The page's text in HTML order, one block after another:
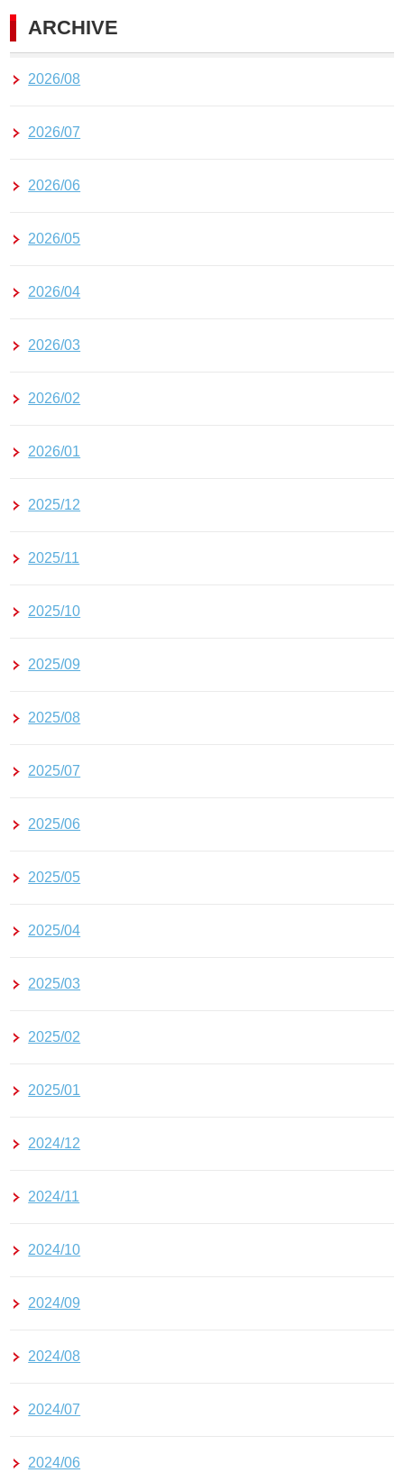
ARCHIVE
2026/08
2026/07
2026/06
2026/05
2026/04
2026/03
2026/02
2026/01
2025/12
2025/11
2025/10
2025/09
2025/08
2025/07
2025/06
2025/05
2025/04
2025/03
2025/02
2025/01
2024/12
2024/11
2024/10
2024/09
2024/08
2024/07
2024/06